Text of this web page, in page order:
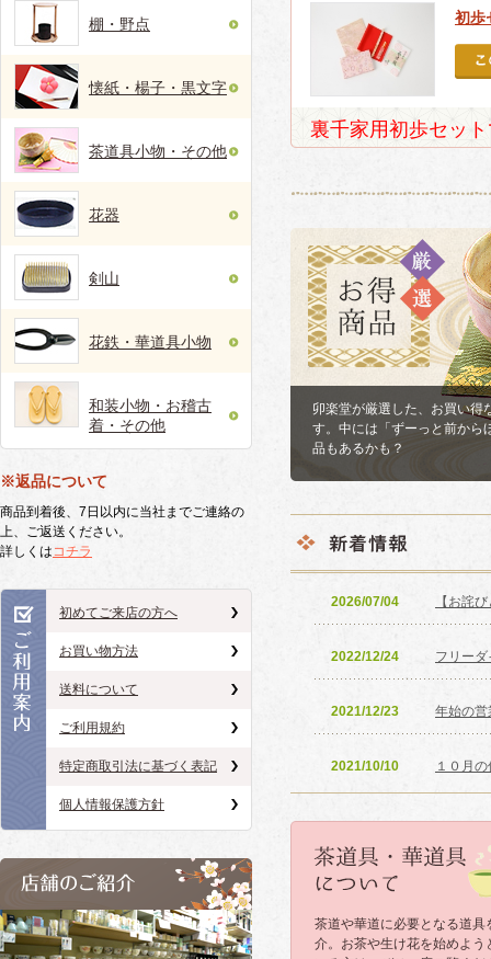
棚・野点
懐紙・楊子・黒文字
茶道具小物・その他
花器
剣山
花鉄・華道具小物
和装小物・お稽古
着・その他
※返品について
商品到着後、7日以内に当社までご連絡の
上、ご返送ください。
詳しくはコチラ
初めてご来店の方へ
お買い物方法
送料について
ご利用規約
特定商取引法に基づく表記
個人情報保護方針
初歩
裏千家用初歩セッ
卯楽堂が厳選した、お買い得
す。中には「ずーっと前から
品もあるかも？
2026/07/04 【お詫
2022/12/24 フリー
2021/12/23 年始の営
2021/10/10 １０月
2021/07/21 7月の休
2020/07/24 夏季休
2020/07/16 新型コロ
茶道や華道に必要となる道具
介。お茶や生け花を始めよう